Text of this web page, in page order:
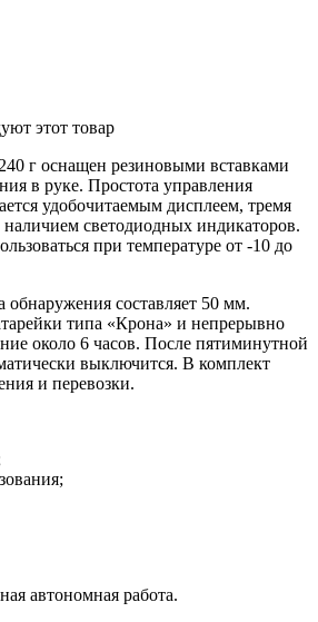
этот товар
г оснащен резиновыми вставками
в руке. Простота управления
удобочитаемым дисплеем, тремя
светодиодных индикаторов.
при температуре от -10 до
обнаружения составляет 50 мм.
типа «Крона» и непрерывно
около 6 часов. После пятиминутной
выключится. В комплект
и перевозки.
автономная работа.